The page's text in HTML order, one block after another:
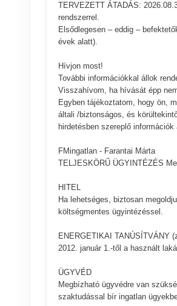
TERVEZETT ÁTADÁS:
rendszerrel.
Elsődlegesen – eddig –
évek alatt).
Hívjon most!
További információkkal állok
Visszahívom, ha hívását épp
Egyben tájékoztatom, hogy ön,
általi /biztonságos, és
hirdetésben szereplő
FMingatlan - Farantai Márta
TELJESKÖRŰ ÜGYINTÉZÉS
HITEL
Ha lehetséges, biztosan
költségmentes ügyintézéssel.
ENERGETIKAI TANÚSÍTVÁNY
2012. január 1.-től a használt
ÜGYVÉD
Megbízható ügyvédre van
szaktudással bír ingatlan